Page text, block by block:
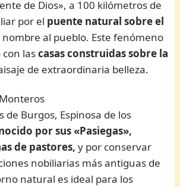
de Dios», a 100 kilómetros de
por el puente natural sobre el
nombre al pueblo. Este fenómeno
con lascasas construidas sobre la
de extraordinaria belleza.
de Burgos, Espinosa de los
por sus «Pasiegas»,
de pastores, y por conservar
nobiliarias más antiguas de
natural es ideal para los